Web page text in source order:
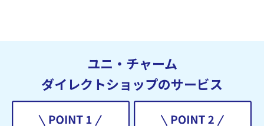
ユニ・チャーム
ダイレクトショップのサービス